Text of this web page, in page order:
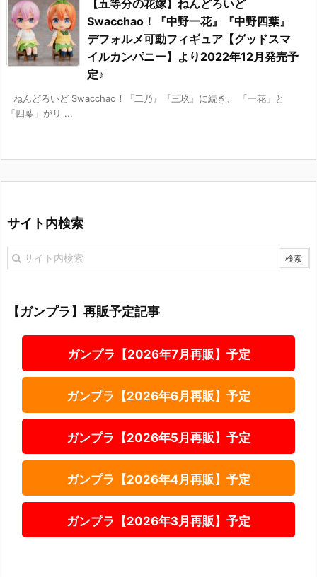
【五等分の花嫁】ねんどろいど
Swacchao！『中野一花』『中野四葉』
デフォルメ可動フィギュア【グッドスマ
イルカンパニー】より2022年12月発売予
定♪
ねんどろいど Swacchao！『二乃』『三玖』に続き、 「一花」と
「四葉」がリ ...
サイト内検索
【ガンプラ】再販予定記事
ガンプラ【2026年7月再販】予定
ガンプラ【2026年6月再販】予定
ガンプラ【2026年5月再販】予定
ガンプラ【2026年4月再販】予定
ガンプラ【2026年3月再販】予定